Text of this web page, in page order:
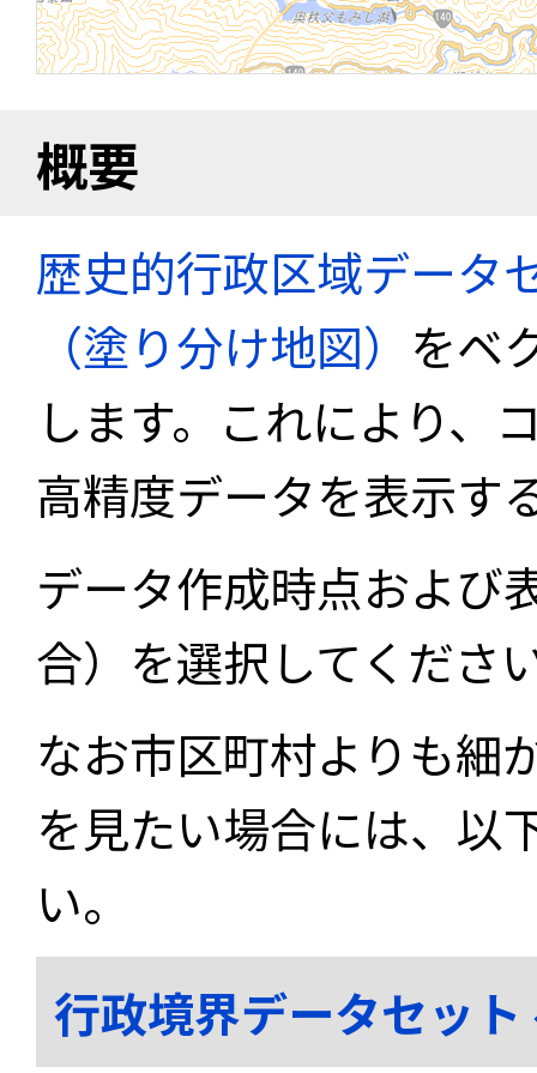
概要
歴史的行政区域データ
（塗り分け地図） をベ
します。これにより、
高精度データを表示す
データ作成時点および
合）を選択してくださ
なお市区町村よりも細
を見たい場合には、以
い。
行政境界データセッ